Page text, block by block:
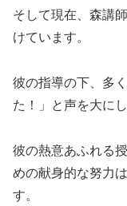
そして現在、森講
けています。
彼の指導の下、多
た！」と声を大に
彼の熱意あふれる
めの献身的な努力
す。